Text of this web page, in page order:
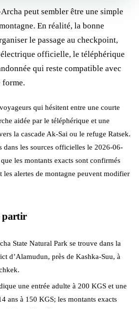
peut sembler être une simple
En réalité, la bonne
le passage au checkpoint,
électrique officielle, le téléphérique
qui reste compatible avec
forme.
qui hésitent entre une courte
aidée par le téléphérique et une
la cascade Ak-Sai ou le refuge Ratsek.
dans les sources officielles le 2026-06-
les montants exacts sont confirmés
les alertes de montagne peuvent modifier
partir
State Natural Park se trouve dans la
d’Alamudun, près de Kashka-Suu, à
une entrée adulte à 200 KGS et une
ans à 150 KGS; les montants exacts